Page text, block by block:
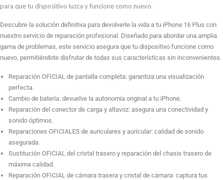
Sustitucion OFICIAL cristal trasero
Sustitucion cristal trasero RMC
Reparacion chasis trasero Maxima Calidad
Reparar OFICIAL cámara trasera
para que tu dispositivo luzca y funcione como nuevo.
Descubre la solución definitiva para devolverle la vida a tu iPhone 16 Plus con
nuestro servicio de reparación profesional. Diseñado para abordar una amplia
gama de problemas, este servicio asegura que tu dispositivo funcione como
nuevo, permitiéndote disfrutar de todas sus características sin inconvenientes.
Reparación OFICIAL de pantalla completa: garantiza una visualización
perfecta.
Cambio de batería: devuelve la autonomía original a tu iPhone.
Reparación del conector de carga y altavoz: asegura una conectividad y
sonido óptimos.
Reparaciones OFICIALES de auriculares y auricular: calidad de sonido
asegurada.
Sustitución OFICIAL del cristal trasero y reparación del chasis trasero de
máxima calidad.
Reparación OFICIAL de cámara trasera y cristal de cámara: captura tus